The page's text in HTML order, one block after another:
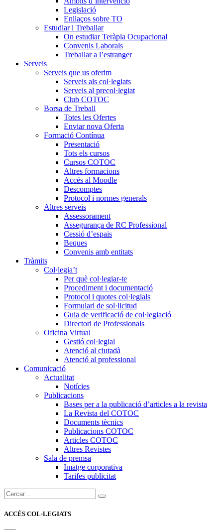
Legislació
Enllaços sobre TO
Estudiar i Treballar
On estudiar Teràpia Ocupacional
Convenis Laborals
Treballar a l’estranger
Serveis
Serveis que us oferim
Serveis als col·legiats
Serveis al precol·legiat
Club COTOC
Borsa de Treball
Totes les Ofertes
Enviar nova Oferta
Formació Contínua
Presentació
Tots els cursos
Cursos COTOC
Altres formacions
Accés al Moodle
Descomptes
Protocol i normes generals
Altres serveis
Assessorament
Assegurança de RC Professional
Cessió d’espais
Beques
Convenis amb entitats
Tràmits
Col·legia’t
Per què col·legiar-te
Procediment i documentació
Protocol i quotes col·legials
Formulari de sol·licitud
Guia de verificació de col·legiació
Directori de Professionals
Oficina Virtual
Gestió col·legial
Atenció al ciutadà
Atenció al professional
Comunicació
Actualitat
Notícies
Publicacions
Bases per a la publicació d’articles a la revista
La Revista del COTOC
Documents tècnics
Publicacions COTOC
Articles COTOC
Altres Revistes
Sala de premsa
Imatge corporativa
Tarifes publicitat
Cercar:
ACCÉS COL·LEGIATS